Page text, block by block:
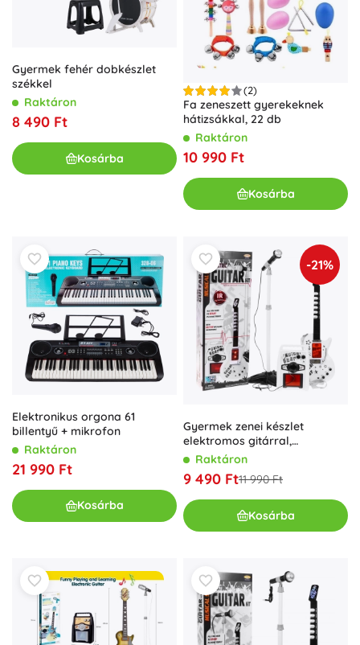
Gyermek fehér dobkészlet
székkel
Raktáron
8 490 Ft
Kosárba
(2)
Fa zeneszett gyerekeknek
hátizsákkal, 22 db
Raktáron
10 990 Ft
Kosárba
Elektronikus orgona 61
billentyű + mikrofon
Raktáron
21 990 Ft
Kosárba
-21%
Gyermek zenei készlet
elektromos gitárral,
erősítővel és mikrofonnal 6
Raktáron
9 490 Ft11 990 Ft
Kosárba